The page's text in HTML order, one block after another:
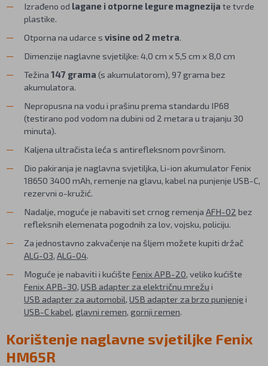
Izrađeno od lagane i otporne legure magnezija te tvrde
plastike.
Otporna na udarce s visine od 2 metra.
Dimenzije naglavne svjetiljke: 4,0 cm x 5,5 cm x 8,0 cm
Težina 147 grama (s akumulatorom), 97 grama bez
akumulatora.
Nepropusna na vodu i prašinu prema standardu IP68
(testirano pod vodom na dubini od 2 metara u trajanju 30
minuta).
Kaljena ultračista leća s antirefleksnom površinom.
Dio pakiranja je naglavna svjetiljka, Li-ion akumulator Fenix
18650 3400 mAh, remenje na glavu, kabel na punjenje USB-C,
rezervni o-kružić.
Nadalje, moguće je nabaviti set crnog remenja AFH-02 bez
refleksnih elemenata pogodnih za lov, vojsku, policiju.
Za jednostavno zakvačenje na šljem možete kupiti držač
ALG-03, ALG-04.
Moguće je nabaviti i kućište Fenix APB-20, veliko kućište
Fenix APB-30, USB adapter za električnu mrežu i
USB adapter za automobil, USB adapter za brzo punjenje i
USB-C kabel, glavni remen, gornji remen.
Korištenje naglavne svjetiljke Fenix
HM65R